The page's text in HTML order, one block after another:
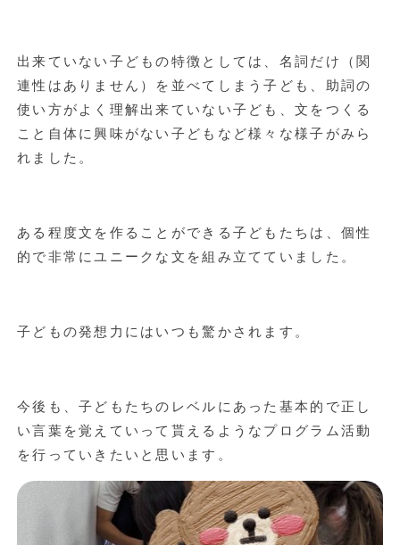
出来ていない子どもの特徴としては、名詞だけ（関
連性はありません）を並べてしまう子ども、助詞の
使い方がよく理解出来ていない子ども、文をつくる
こと自体に興味がない子どもなど様々な様子がみら
れました。
ある程度文を作ることができる子どもたちは、個性
的で非常にユニークな文を組み立てていました。
子どもの発想力にはいつも驚かされます。
今後も、子どもたちのレベルにあった基本的で正し
い言葉を覚えていって貰えるようなプログラム活動
を行っていきたいと思います。